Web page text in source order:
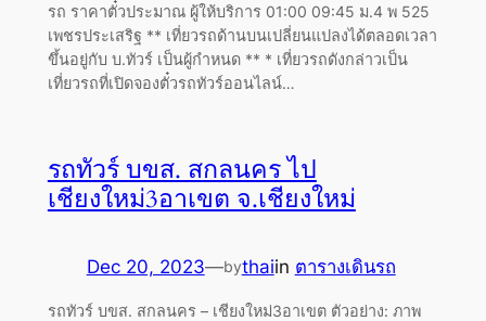
รถ ราคาตั๋วประมาณ ผู้ให้บริการ 01:00 09:45 ม.4 พ 525
เพชรประเสริฐ ** เที่ยวรถด้านบนเปลี่ยนแปลงได้ตลอดเวลา
ขึ้นอยู่กับ บ.ทัวร์ เป็นผู้กำหนด ** * เที่ยวรถดังกล่าวเป็น
เที่ยวรถที่เปิดจองตั๋วรถทัวร์ออนไลน์…
รถทัวร์ บขส. สกลนคร ไป
เชียงใหม่3อาเขต จ.เชียงใหม่
Dec 20, 2023—bythaiin ตารางเดินรถ
รถทัวร์ บขส. สกลนคร – เชียงใหม่3อาเขต ตัวอย่าง: ภาพ